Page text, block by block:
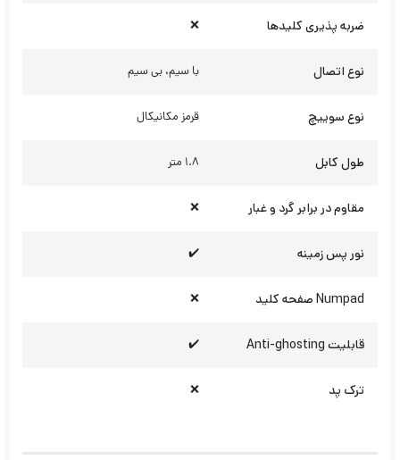
ضربه ‌پذیری کلیدها ❌
نوع اتصال با سیم، بی سیم
نوع سوییچ قرمز مکانیکال
طول کابل 1.8 متر
مقاوم در برابر گرد و غبار ❌
نور پس زمینه ✔️
Numpad صفحه کلید ❌
قابلیت Anti-ghosting ✔️
ترک پد ❌